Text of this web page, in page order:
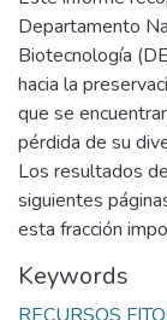
Departamento
Biotecnología
hacia la
que se
pérdida de su
Los resultados
siguientes
esta fracción
Keywords